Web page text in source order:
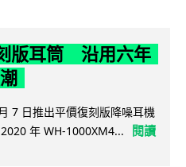
版耳筒 沿用六年
7 日推出平價復刻版降噪耳機
年 WH-1000XM4...
閱讀